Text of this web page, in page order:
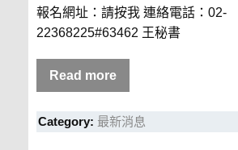
報名網址：請按我 連絡電話：02-
22368225#63462 王秘書
Read more
Category: 最新消息